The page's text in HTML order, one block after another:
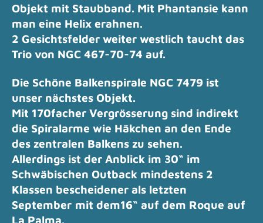
Objekt mit Staubband. Mit Phantansie kann
man eine Helix erahnen.
2 Gesichtsfelder weiter westlich taucht das
Trio von NGC 467-70-74 auf.
Die Schöne Balkenspirale NGC 7479 ist
unser nächstes Objekt.
Mit 170facher Vergrösserung sind indirekt
die Spiralarme wie Häkchen an den Ende
des zentralen Balkens zu sehen.
Allerdings ist der Anblick im 30“ im
Schwäbischen Outback mindestens 2
Klassen bescheidener als letzten
September mit dem16“ auf dem Roque auf
La Palma.